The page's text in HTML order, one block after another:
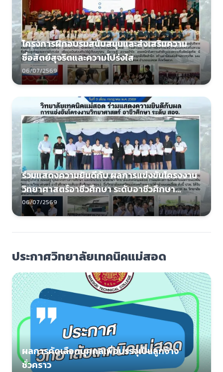
โครงการฝึกอบรมสนับสนุนและส่งเสริมความ
ซื่อสัตย์สุจริตและความโปร่งใส
06/07/2569
ร่วมแสดงความยินดีกับ ผลการแข่งขันโครงงาน
วิทยาศาสตร์อาชีวศึกษา ระดับอาชีวศึกษา
(สอจ.)
06/07/2569
ประกาศวิทยาลัยเทคนิคแม่สอด
ผลการคัดเลือกบุคคลเพื่อบรรจุเป็นลูกจ้าง
ชั่วคราว